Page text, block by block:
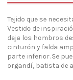
Tejido que se
Vestido de
deja los hombros
cinturón y falda
parte inferior. Se
organdí, batista de